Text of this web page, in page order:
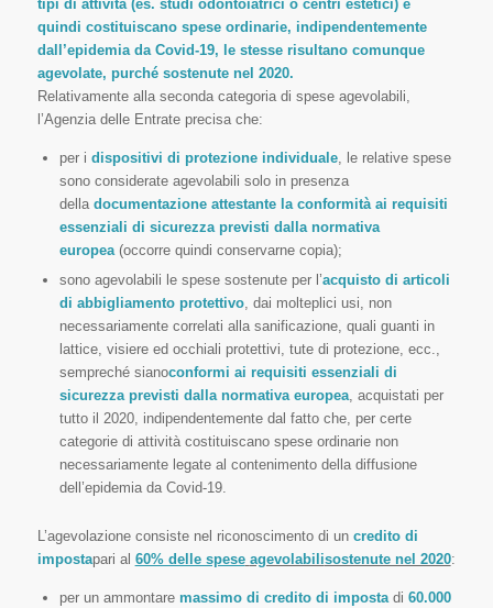
tipi di attività (es. studi odontoiatrici o centri estetici) e
quindi costituiscano spese ordinarie, indipendentemente
dall’epidemia da Covid-19, le stesse risultano comunque
agevolate, purché sostenute nel 2020.
Relativamente alla seconda categoria di spese agevolabili,
l’Agenzia delle Entrate precisa che:
per i dispositivi di protezione individuale, le relative spese
sono considerate agevolabili solo in presenza
della documentazione attestante la conformità ai requisiti
essenziali di sicurezza previsti dalla normativa
europea(occorre quindi conservarne copia);
sono agevolabili le spese sostenute per l’acquisto di articoli
di abbigliamento protettivo, dai molteplici usi, non
necessariamente correlati alla sanificazione, quali guanti in
lattice, visiere ed occhiali protettivi, tute di protezione, ecc.,
sempreché sianoconformi ai requisiti essenziali di
sicurezza previsti dalla normativa europea, acquistati per
tutto il 2020, indipendentemente dal fatto che, per certe
categorie di attività costituiscano spese ordinarie non
necessariamente legate al contenimento della diffusione
dell’epidemia da Covid-19.
L’agevolazione consiste nel riconoscimento di un credito di
impostapari al 60% delle spese agevolabilisostenute nel 2020:
per un ammontaremassimo di credito di imposta di 60.000